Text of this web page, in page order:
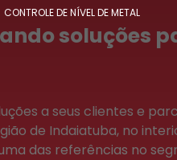
CONTROLE DE NÍVEL DE METAL
soluções
a seus clientes e
de Indaiatuba, no
das referências no